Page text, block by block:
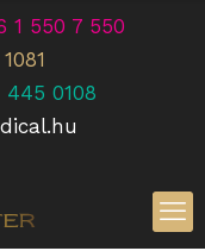
1 550 7 550
1081
445 0108